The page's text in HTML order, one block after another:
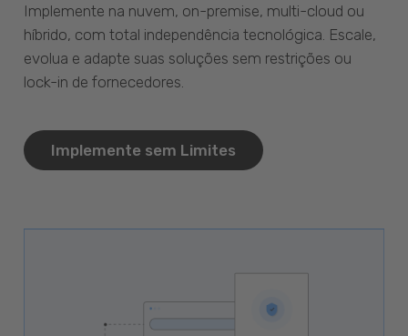
Implemente na nuvem, on-premise, multi-cloud ou
híbrido, com total independência tecnológica. Escale,
evolua e adapte suas soluções sem restrições ou
lock-in de fornecedores.
Implemente sem Limites